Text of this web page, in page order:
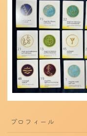
プロフィール